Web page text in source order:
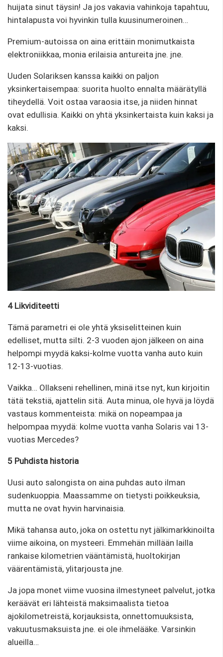
huijata sinut täysin! Ja jos vakavia vahinkoja tapahtuu,
hintalapusta voi hyvinkin tulla kuusinumeroinen…
Premium-autoissa on aina erittäin monimutkaista
elektroniikkaa, monia erilaisia ​​antureita jne. jne.
Uuden Solariksen kanssa kaikki on paljon
yksinkertaisempaa: suorita huolto ennalta määrätyllä
tiheydellä. Voit ostaa varaosia itse, ja niiden hinnat
ovat edullisia. Kaikki on yhtä yksinkertaista kuin kaksi ja
kaksi.
4 Likviditeetti
Tämä parametri ei ole yhtä yksiselitteinen kuin
edelliset, mutta silti. 2-3 vuoden ajon jälkeen on aina
helpompi myydä kaksi-kolme vuotta vanha auto kuin
12-13-vuotias.
Vaikka… Ollakseni rehellinen, minä itse nyt, kun kirjoitin
tätä tekstiä, ajattelin sitä. Auta minua, ole hyvä ja löydä
vastaus kommenteista: mikä on nopeampaa ja
helpompaa myydä: kolme vuotta vanha Solaris vai 13-
vuotias Mercedes?
5 Puhdista historia
Uusi auto salongista on aina puhdas auto ilman
sudenkuoppia. Maassamme on tietysti poikkeuksia,
mutta ne ovat hyvin harvinaisia.
Mikä tahansa auto, joka on ostettu nyt jälkimarkkinoilta
viime aikoina, on mysteeri. Emmehän millään lailla
rankaise kilometrien vääntämistä, huoltokirjan
väärentämistä, ylitarjousta jne.
Ja jopa monet viime vuosina ilmestyneet palvelut, jotka
keräävät eri lähteistä maksimaalista tietoa
ajokilometreistä, korjauksista, onnettomuuksista,
vakuutusmaksuista jne. ei ole ihmelääke. Varsinkin
alueilla…